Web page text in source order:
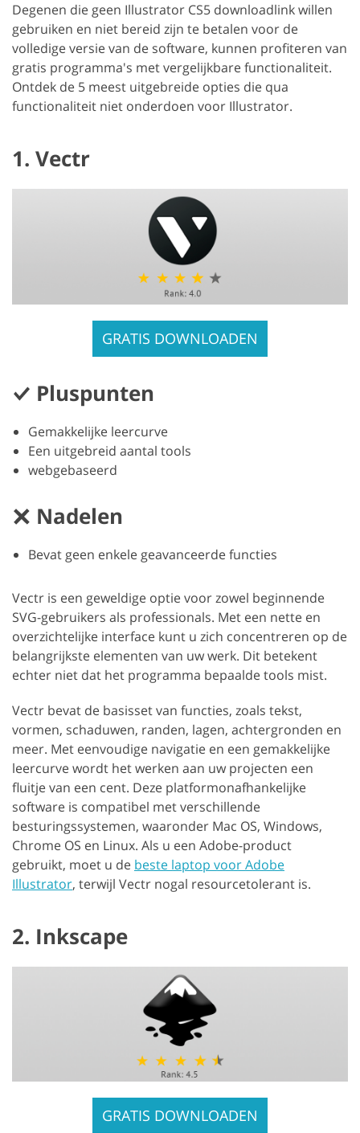
Degenen die geen Illustrator CS5 downloadlink willen
gebruiken en niet bereid zijn te betalen voor de
volledige versie van de software, kunnen profiteren van
gratis programma's met vergelijkbare functionaliteit.
Ontdek de 5 meest uitgebreide opties die qua
functionaliteit niet onderdoen voor Illustrator.
1. Vectr
GRATIS DOWNLOADEN
Pluspunten
Gemakkelijke leercurve
Een uitgebreid aantal tools
webgebaseerd
Nadelen
Bevat geen enkele geavanceerde functies
Vectr is een geweldige optie voor zowel beginnende
SVG-gebruikers als professionals. Met een nette en
overzichtelijke interface kunt u zich concentreren op de
belangrijkste elementen van uw werk. Dit betekent
echter niet dat het programma bepaalde tools mist.
Vectr bevat de basisset van functies, zoals tekst,
vormen, schaduwen, randen, lagen, achtergronden en
meer. Met eenvoudige navigatie en een gemakkelijke
leercurve wordt het werken aan uw projecten een
fluitje van een cent. Deze platformonafhankelijke
software is compatibel met verschillende
besturingssystemen, waaronder Mac OS, Windows,
Chrome OS en Linux. Als u een Adobe-product
gebruikt, moet u de beste laptop voor Adobe
Illustrator, terwijl Vectr nogal resourcetolerant is.
2. Inkscape
GRATIS DOWNLOADEN